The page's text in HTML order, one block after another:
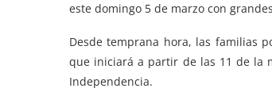
este domingo 5 de marzo con
Desde temprana hora, las familias
que iniciará a partir de las 11 de la
Independencia.